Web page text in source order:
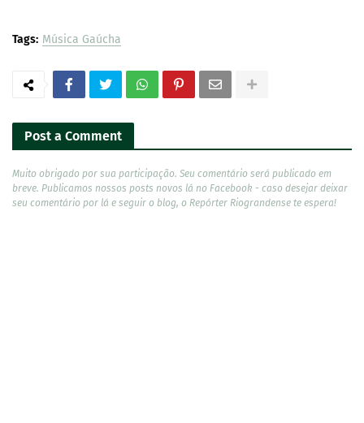
Tags: Música Gaúcha
Post a Comment
Muito obrigado por sua participação. Seu comentário será publicado em
breve. Publicamos nossos posts novos lá no Facebook - caso desejar deixar
seu comentário por lá e seguir o blog, o Repórter Riograndense te espera!